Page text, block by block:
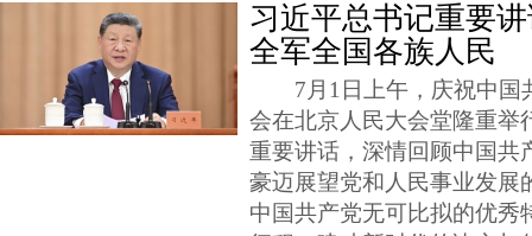
习近平总书记重要
全军全国各族人民
7月1日上午，庆祝中国
会在北京人民大会堂隆重举
重要讲话，深情回顾中国共
豪迈展望党和人民事业发展
中国共产党无可比拟的优秀